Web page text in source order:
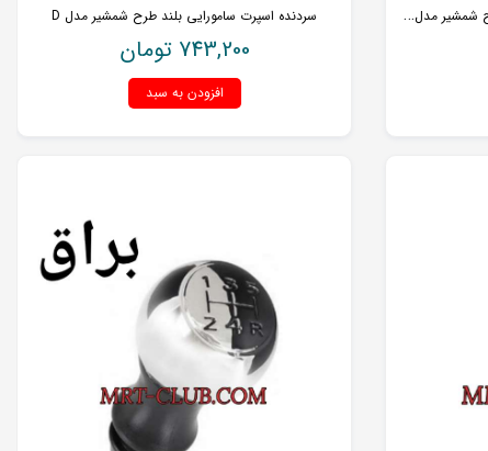
س
ردنده اسپرت سامورایی بلند ایرانی طرح شمشیر مدل C سردنده اسپرت سامورایی بلند طرح شمشیر مدل D
743,200 تومان
افزودن به سبد